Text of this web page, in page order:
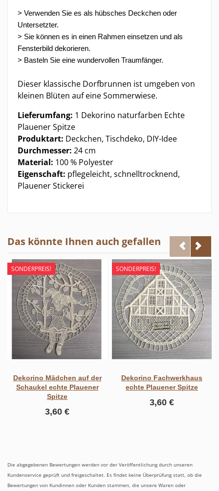
> Verwenden Sie es als hübsches Deckchen oder
Untersetzter.
> Sie können es in einen Rahmen einsetzen und als
Fensterbild dekorieren.
> Basteln Sie eine wundervollen Traumfänger.
Dieser klassische Dorfbrunnen ist umgeben von
kleinen Blüten auf eine Sommerwiese.
Lieferumfang: 1 Dekorino naturfarben Echte
Plauener Spitze
Produktart: Deckchen, Tischdeko, DIY-Idee
Durchmesser: 24 cm
Material: 100 % Polyester
Eigenschaft: pflegeleicht, schnelltrocknend,
Plauener Stickerei
Das könnte Ihnen auch gefallen
SONDERPREIS!
Dekorino Mädchen auf der
Schaukel echte Plauener
Spitze
3,60 €
SONDERPREIS!
Dekorino Fachwerkhaus
echte Plauener Spitze
3,60 €
Die abgegebenen Bewertungen werden vor der Veröffentlichung durch unseren
Kundenservice geprüft und freigeschaltet. Es findet keine Überprüfung statt, ob die
Bewertungen von Kundinnen oder Kunden stammen, die unsere Waren oder